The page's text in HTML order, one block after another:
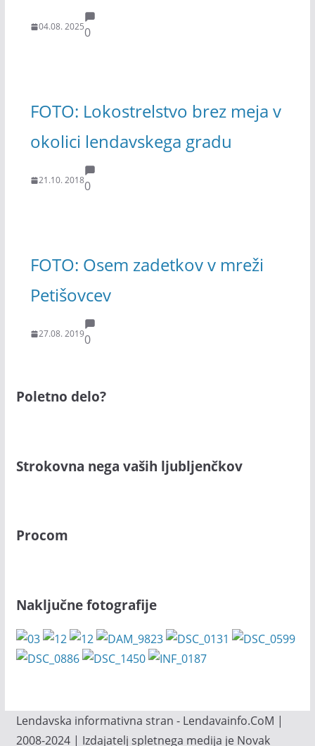
04.08. 20250
FOTO: Lokostrelstvo brez meja v
okolici lendavskega gradu
21.10. 20180
FOTO: Osem zadetkov v mreži
Petišovcev
27.08. 20190
Poletno delo?
Strokovna nega vaših ljubljenčkov
Procom
Naključne fotografije
Lendavska informativna stran - Lendavainfo.CoM |
2008-2024 | Izdajatelj spletnega medija je Novak